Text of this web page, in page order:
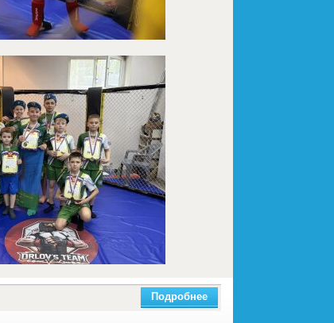
Подробнее